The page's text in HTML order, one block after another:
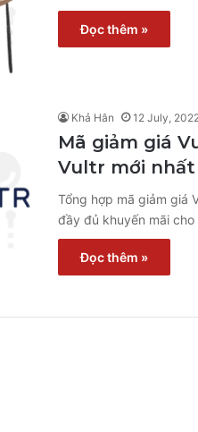
Đọc thêm »
Khả Hân 12 July,
Mã giảm giá
Vultr mới nhất
Tổng hợp mã giảm giá
đầy đủ khuyến mãi
Đọc thêm »